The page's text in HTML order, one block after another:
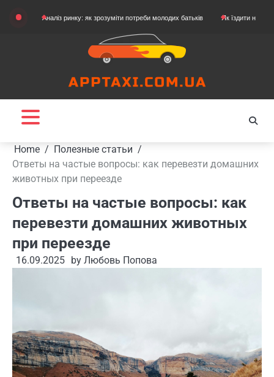
Аналіз ринку: як зрозуміти потреби молодих батьків Як їздити на картингу
Home
Полезные статьи
Ответы на частые вопросы: как перевезти домашних
животных при переезде
Ответы на частые вопросы: как
перевезти домашних животных
при переезде
16.09.2025 by Любовь Попова